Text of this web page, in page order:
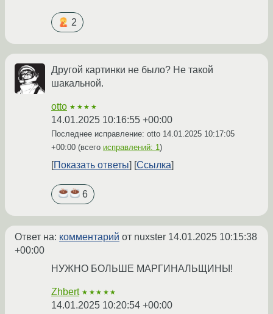
2
Другой картинки не было? Не такой
шакальной.
otto ★★★★
14.01.2025 10:16:55 +00:00
Последнее исправление: otto 14.01.2025 10:17:05
+00:00 (всего исправлений: 1)
Показать ответы Ссылка
6
Ответ на: комментарий от nuxster 14.01.2025 10:15:38
+00:00
НУЖНО БОЛЬШЕ МАРГИНАЛЬЩИНЫ!
Zhbert ★★★★★
14.01.2025 10:20:54 +00:00